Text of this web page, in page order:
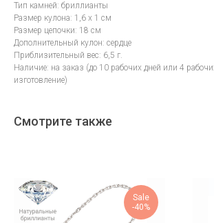
Тип камней: бриллианты
Размер кулона: 1,6 х 1 см
Размер цепочки: 18 см
Дополнительный кулон: сердце
Приблизительный вес: 6,5 г.
Наличие: на заказ (до 10 рабочих дней или 4
изготовление)
Смотрите также
Sale
-40%